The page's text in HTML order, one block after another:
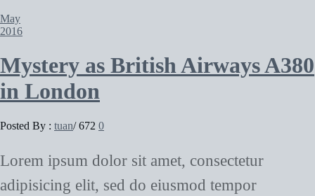
May
2016
Mystery as British Airways A380
in London
Posted By : tuan/ 672 0
Lorem ipsum dolor sit amet, consectetur
adipisicing elit, sed do eiusmod tempor